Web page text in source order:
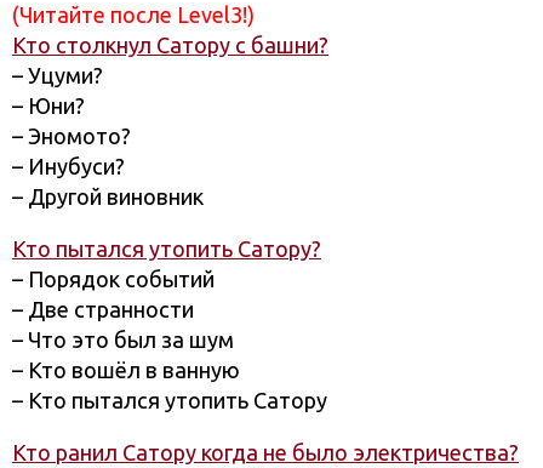
(Читайте после Level3!)
Кто столкнул Сатору с башни?
– Уцуми?
– Юни?
– Эномото?
– Инубуси?
– Другой виновник
Кто пытался утопить Сатору?
– Порядок событий
– Две странности
– Что это был за шум
– Кто вошёл в ванную
– Кто пытался утопить Сатору
Кто ранил Сатору когда не было электричества?